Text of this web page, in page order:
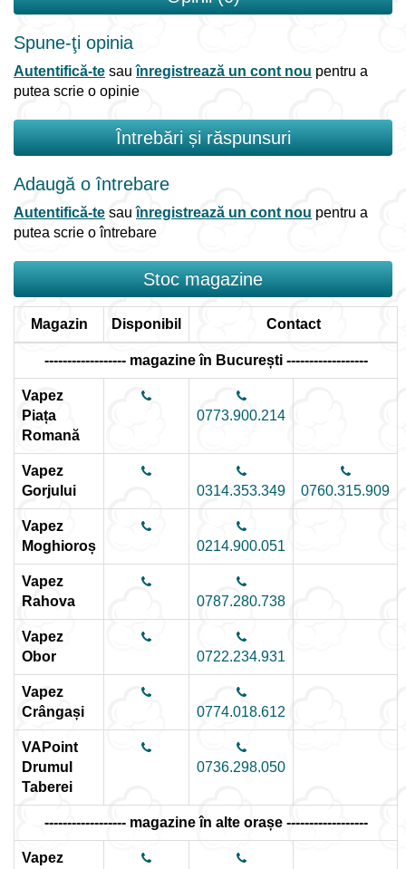
Spune-ţi opinia
Autentifică-te sauînregistrează un cont nou pentru a
putea scrie o opinie
Întrebări și răspunsuri
Adaugă o întrebare
Autentifică-te sauînregistrează un cont nou pentru a
putea scrie o întrebare
Stoc magazine
Magazin Disponibil Contact
------------------ magazine în București ------------------
Vapez
Piața
Romană
0773.900.214
Vapez
Gorjului
0314.353.349 0760.315.909
Vapez
Moghioroș
0214.900.051
Vapez
Rahova
0787.280.738
Vapez
Obor
0722.234.931
Vapez
Crângași
0774.018.612
VAPoint
Drumul
Taberei
0736.298.050
------------------ magazine în alte orașe ------------------
Vapez